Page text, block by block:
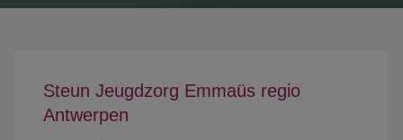
Steun Jeugdzorg Emmaüs regio
Antwerpen